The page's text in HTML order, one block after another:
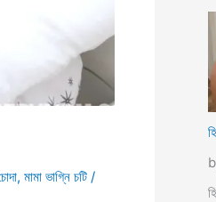
, মামা ভাগ্নি চটি /